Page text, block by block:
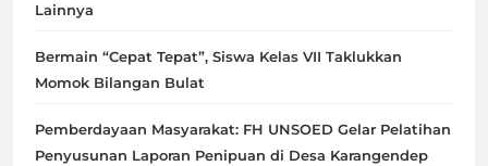
Lainnya
Bermain “Cepat Tepat”, Siswa Kelas VII Taklukkan
Momok Bilangan Bulat
Pemberdayaan Masyarakat: FH UNSOED Gelar Pelatihan
Penyusunan Laporan Penipuan di Desa Karangendep